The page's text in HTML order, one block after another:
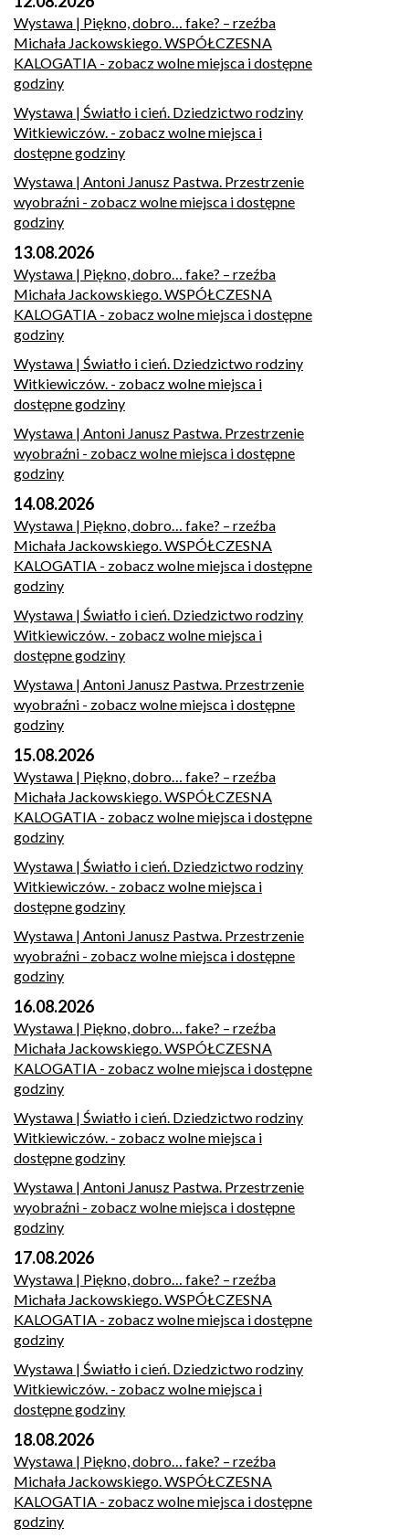
Wystawa | Piękno, dobro… fake? – rzeźba
Michała Jackowskiego. WSPÓŁCZESNA
KALOGATIA - zobacz wolne miejsca i dostępne
godziny
Wystawa | Światło i cień. Dziedzictwo rodziny
Witkiewiczów. - zobacz wolne miejsca i
dostępne godziny
Wystawa | Antoni Janusz Pastwa. Przestrzenie
wyobraźni - zobacz wolne miejsca i dostępne
godziny
13.08.2026
Wystawa | Piękno, dobro… fake? – rzeźba
Michała Jackowskiego. WSPÓŁCZESNA
KALOGATIA - zobacz wolne miejsca i dostępne
godziny
Wystawa | Światło i cień. Dziedzictwo rodziny
Witkiewiczów. - zobacz wolne miejsca i
dostępne godziny
Wystawa | Antoni Janusz Pastwa. Przestrzenie
wyobraźni - zobacz wolne miejsca i dostępne
godziny
14.08.2026
Wystawa | Piękno, dobro… fake? – rzeźba
Michała Jackowskiego. WSPÓŁCZESNA
KALOGATIA - zobacz wolne miejsca i dostępne
godziny
Wystawa | Światło i cień. Dziedzictwo rodziny
Witkiewiczów. - zobacz wolne miejsca i
dostępne godziny
Wystawa | Antoni Janusz Pastwa. Przestrzenie
wyobraźni - zobacz wolne miejsca i dostępne
godziny
15.08.2026
Wystawa | Piękno, dobro… fake? – rzeźba
Michała Jackowskiego. WSPÓŁCZESNA
KALOGATIA - zobacz wolne miejsca i dostępne
godziny
Wystawa | Światło i cień. Dziedzictwo rodziny
Witkiewiczów. - zobacz wolne miejsca i
dostępne godziny
Wystawa | Antoni Janusz Pastwa. Przestrzenie
wyobraźni - zobacz wolne miejsca i dostępne
godziny
16.08.2026
Wystawa | Piękno, dobro… fake? – rzeźba
Michała Jackowskiego. WSPÓŁCZESNA
KALOGATIA - zobacz wolne miejsca i dostępne
godziny
Wystawa | Światło i cień. Dziedzictwo rodziny
Witkiewiczów. - zobacz wolne miejsca i
dostępne godziny
Wystawa | Antoni Janusz Pastwa. Przestrzenie
wyobraźni - zobacz wolne miejsca i dostępne
godziny
17.08.2026
Wystawa | Piękno, dobro… fake? – rzeźba
Michała Jackowskiego. WSPÓŁCZESNA
KALOGATIA - zobacz wolne miejsca i dostępne
godziny
Wystawa | Światło i cień. Dziedzictwo rodziny
Witkiewiczów. - zobacz wolne miejsca i
dostępne godziny
18.08.2026
Wystawa | Piękno, dobro… fake? – rzeźba
Michała Jackowskiego. WSPÓŁCZESNA
KALOGATIA - zobacz wolne miejsca i dostępne
godziny